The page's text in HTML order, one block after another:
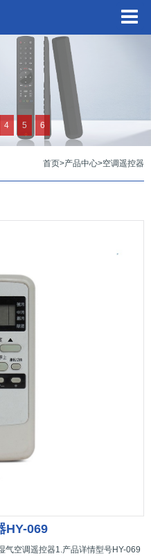
4 5 6
首页>产品中心>空调遥控器
HY-069
气空调遥控器1.产品详情型号HY-069